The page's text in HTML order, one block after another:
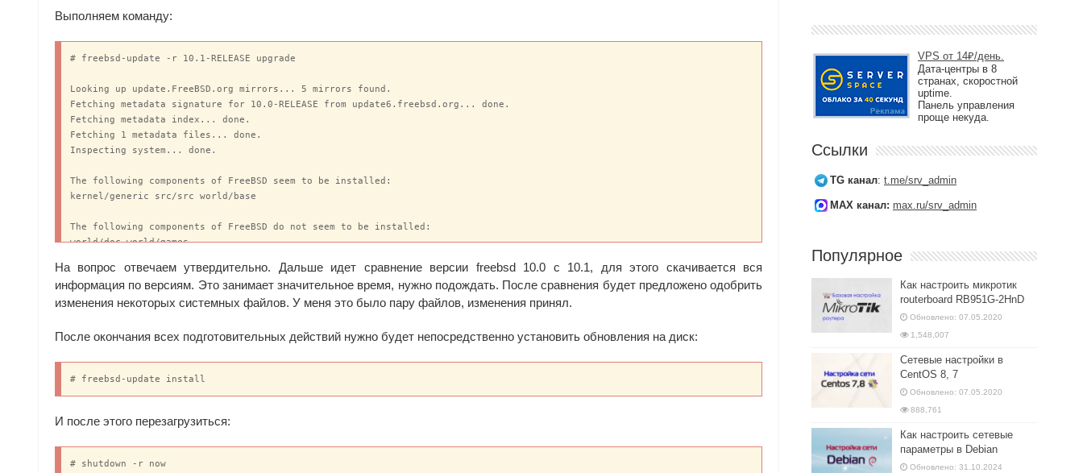
Выполняем команду:
# freebsd-update -r 10.1-RELEASE upgrade
Looking up update.FreeBSD.org mirrors... 5 mirrors found.
Fetching metadata signature for 10.0-RELEASE from update6.freebsd.org... done.
Fetching metadata index... done.
Fetching 1 metadata files... done.
Inspecting system... done.
The following components of FreeBSD seem to be installed:
kernel/generic src/src world/base
The following components of FreeBSD do not seem to be installed:
world/doc world/games
Does this look reasonable (y/n)?
На вопрос отвечаем утвердительно. Дальше идет сравнение версии freebsd 10.0 с 10.1, для этого скачивается вся
информация по версиям. Это занимает значительное время, нужно подождать. После сравнения будет предложено одобрить
изменения некоторых системных файлов. У меня это было пару файлов, изменения принял.
После окончания всех подготовительных действий нужно будет непосредственно установить обновления на диск:
# freebsd-update install
И после этого перезагрузиться:
# shutdown -r now
VPS от 14₽/день.
Дата-центры в 8
странах, скоростной
uptime.
Панель управления
проще некуда.
Ссылки
TG канал: t.me/srv_admin
MAX канал: max.ru/srv_admin
Популярное
Как настроить микротик
routerboard RB951G-2HnD
Обновлено: 07.05.2020
1,548,007
Сетевые настройки в
CentOS 8, 7
Обновлено: 07.05.2020
888,761
Как настроить сетевые
параметры в Debian
Обновлено: 31.10.2024